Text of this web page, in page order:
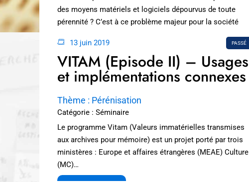
des moyens matériels et logiciels dépourvus de toute
pérennité ? C’est à ce problème majeur pour la société
LIRE LA SUITE
13 juin 2019 PASSÉ
VITAM (Episode II) – Usages
et implémentations connexes
Thème : Pérénisation
Catégorie : Séminaire
Le programme Vitam (Valeurs immatérielles transmises
aux archives pour mémoire) est un projet porté par trois
ministères : Europe et affaires étrangères (MEAE) Culture
(MC)…